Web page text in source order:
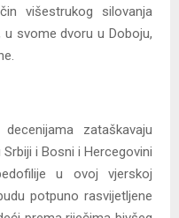
višestrukog silovanja
svome dvoru u Doboju,
zataškavaju
i Bosni i Hercegovini
u ovoj vjerskoj
potpuno rasvijetljene